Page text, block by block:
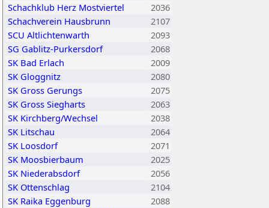
Schachklub Herz Mostviertel
2036
Schachverein Hausbrunn
2107
SCU Altlichtenwarth
2093
SG Gablitz-Purkersdorf
2068
SK Bad Erlach
2009
SK Gloggnitz
2080
SK Gross Gerungs
2075
SK Gross Siegharts
2063
SK Kirchberg/Wechsel
2038
SK Litschau
2064
SK Loosdorf
2071
SK Moosbierbaum
2025
SK Niederabsdorf
2056
SK Ottenschlag
2104
SK Raika Eggenburg
2088